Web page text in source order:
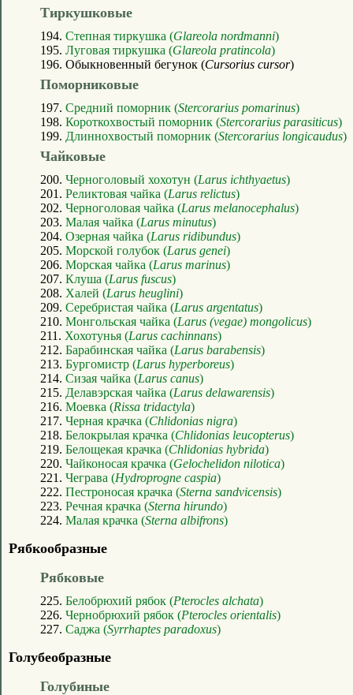
Тиркушковые
194. Степная тиркушка (Glareola nordmanni)
195. Луговая тиркушка (Glareola pratincola)
196. Обыкновенный бегунок (Cursorius cursor)
Поморниковые
197. Средний поморник (Stercorarius pomarinus)
198. Короткохвостый поморник (Stercorarius parasiticus)
199. Длиннохвостый поморник (Stercorarius longicaudus)
Чайковые
200. Черноголовый хохотун (Larus ichthyaetus)
201. Реликтовая чайка (Larus relictus)
202. Черноголовая чайка (Larus melanocephalus)
203. Малая чайка (Larus minutus)
204. Озерная чайка (Larus ridibundus)
205. Морской голубок (Larus genei)
206. Морская чайка (Larus marinus)
207. Клуша (Larus fuscus)
208. Халей (Larus heuglini)
209. Серебристая чайка (Larus argentatus)
210. Монгольская чайка (Larus (vegae) mongolicus)
211. Хохотунья (Larus cachinnans)
212. Барабинская чайка (Larus barabensis)
213. Бургомистр (Larus hyperboreus)
214. Сизая чайка (Larus canus)
215. Делавэрская чайка (Larus delawarensis)
216. Моевка (Rissa tridactyla)
217. Черная крачка (Chlidonias nigra)
218. Белокрылая крачка (Chlidonias leucopterus)
219. Белощекая крачка (Chlidonias hybrida)
220. Чайконосая крачка (Gelochelidon nilotica)
221. Чеграва (Hydroprogne caspia)
222. Пестроносая крачка (Sterna sandvicensis)
223. Речная крачка (Sterna hirundo)
224. Малая крачка (Sterna albifrons)
Рябкообразные
Рябковые
225. Белобрюхий рябок (Pterocles alchata)
226. Чернобрюхий рябок (Pterocles orientalis)
227. Саджа (Syrrhaptes paradoxus)
Голубеобразные
Голубиные